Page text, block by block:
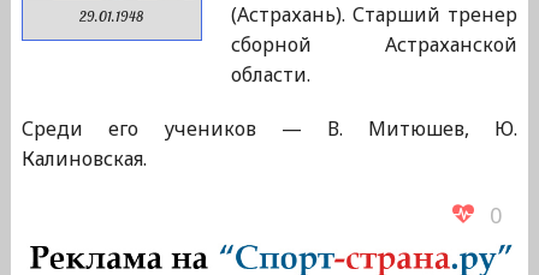
29.01.1948
(Астрахань). Старший тренер
сборной Астраханской
области.
Среди его учеников — В. Митюшев, Ю.
Калиновская.
0